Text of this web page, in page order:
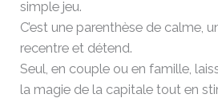
simple jeu.
C’est une parenthèse de calme,
recentre et détend.
Seul, en couple ou en famille,
la magie de la capitale tout en